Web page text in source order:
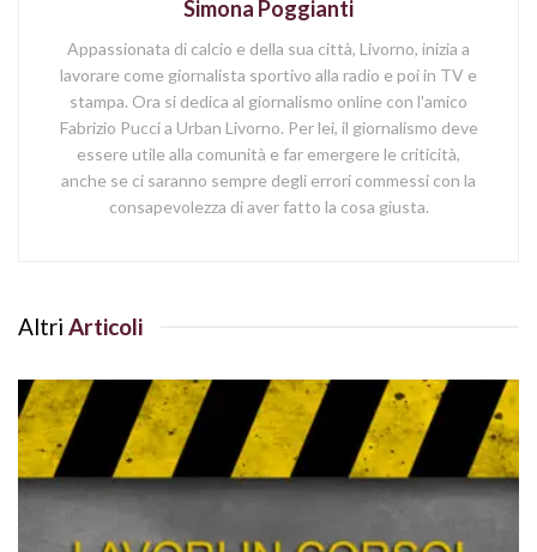
Simona Poggianti
Appassionata di calcio e della sua città, Livorno, inizia a
lavorare come giornalista sportivo alla radio e poi in TV e
stampa. Ora si dedica al giornalismo online con l'amico
Fabrizio Pucci a Urban Livorno. Per lei, il giornalismo deve
essere utile alla comunità e far emergere le criticità,
anche se ci saranno sempre degli errori commessi con la
consapevolezza di aver fatto la cosa giusta.
Altri Articoli